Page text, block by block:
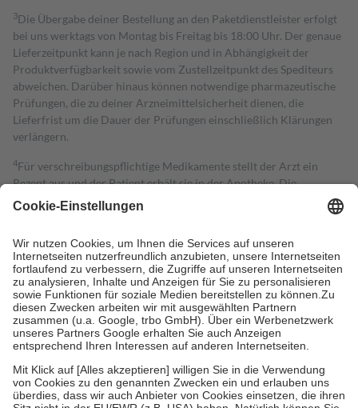
3Die Übergabe deiner Bestellung an den Paketdienstleister erfolgt
bei uns werktags von Montag bis Freitag bis 18:00 Uhr. Der genaue
Lieferzeitpunkt kann je nach Region und in Abhängigkeit der
Produktverfügbarkeit sowie vom Zustellzeitpunkt des Spediteurs
abweichen. Darüber hinaus können notwendige pharmazeutische
Prüfungen, die zu deiner Arzneimittelsicherheit dienen, die
Lieferfrist um die Dauer der Prüfungen einschließlich Klärungen
verlängern.
4Für verschreibungspflichtige Medikamente stellt der Arzt ein
Rezept aus und der Patient erhält sie in der Apotheke. Die
gesetzliche Krankenversicherung übernimmt in der Regel die
Kosten dafür, der Versicherte trägt einen Teil davon als Zuzahlung
Grundsätzlich leisten Mitglieder Zuzahlungen in Höhe von zehn
Prozent des Abgabepreises,mindestens jedochfünf Euround
höchstens zehn Euro.Es sind jedoch nie mehr als die tatsächlichen
Kosten der Leistung zu entrichten.
Diese Regeln gelten grundsätzlich auch für Online-Apotheken.
Bei Heilmitteln und häuslicher Krankenpflege beträgt die
Zuzahlung zehn Prozent der Kosten sowie zehn Euro je
Verordnung.
Um das Engagement der Versicherten für ihre eigene Gesundheit zu
stärken und die besondere Stellung der Familie zu unterstützen,